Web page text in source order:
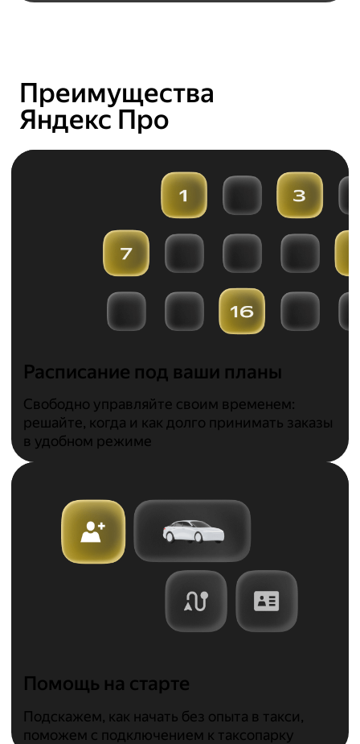
Преимущества
Яндекс Про
Расписание под ваши планы
Свободно управляйте своим временем:
решайте, когда и как долго принимать заказы
в удобном режиме
Помощь на старте
Подскажем, как начать без опыта в такси,
поможем с подключением к таксопарку